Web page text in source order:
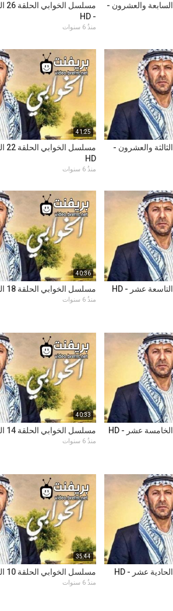
مسلسل الخوابي الحلقة 27 السابعة والعشرون -
- HD
منذُ 6 سنوات
مسلسل الخوابي الحلقة 23 الثالثة والعشرون -
41:25
HD
منذُ 6 سنوات
40:36
مسلسل الخوابي الحلقة 18 الثامنة عشر - HD
منذُ 6 سنوات
40:33
مسلسل الخوابي الحلقة 14 الرابعة عشر - HD
منذُ 6 سنوات
35:44
مسلسل الخوابي الحلقة 10 العاشرة - HD
منذُ 6 سنوات